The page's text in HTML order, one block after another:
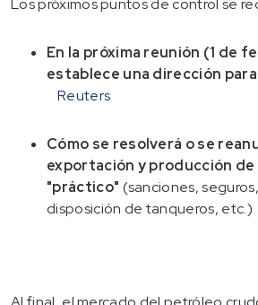
Los próximos puntos de control se
En la próxima reunión (1 de
establece una dirección para
Reuters
Cómo se resolverá o se
exportación y producción de
"práctico" (sanciones,
disposición de tanqueros, etc.)